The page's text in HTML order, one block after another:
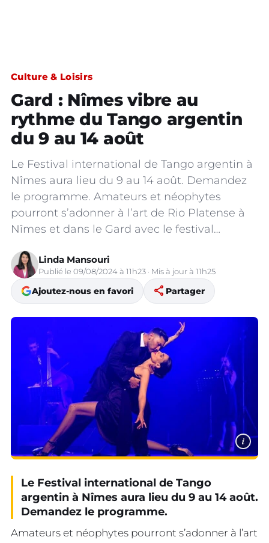
Culture & Loisirs
Gard : Nîmes vibre au
rythme du Tango argentin
du 9 au 14 août
Le Festival international de Tango argentin à
Nîmes aura lieu du 9 au 14 août. Demandez
le programme. Amateurs et néophytes
pourront s’adonner à l’art de Rio Platense à
Nîmes et dans le Gard avec le festival…
Linda Mansouri
Publié le 09/08/2024 à 11h23 · Mis à jour à 11h25
Ajoutez-nous en favori share Partager
i
Le Festival international de Tango
argentin à Nîmes aura lieu du 9 au 14 août.
Demandez le programme.
Amateurs et néophytes pourront s’adonner à l’art